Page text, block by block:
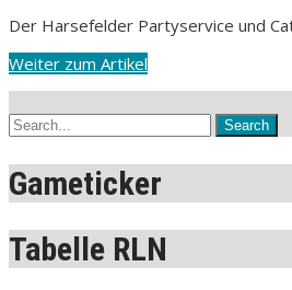
Der Harsefelder Partyservice und
Weiter zum Artikel
Gameticker
Tabelle RLN